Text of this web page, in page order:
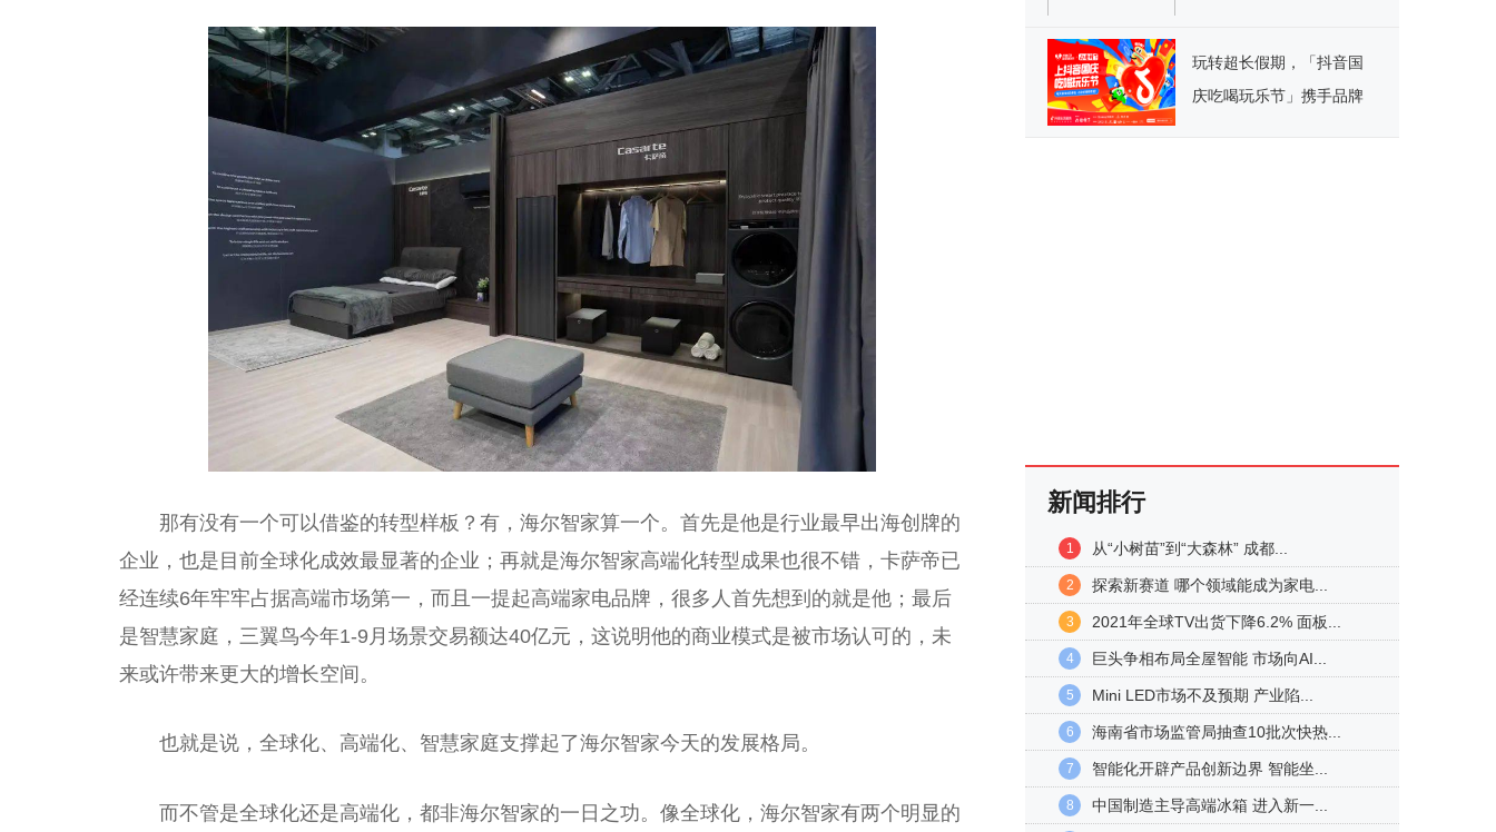
那有没有一个可以借鉴的转型样板？有，海尔智家算一个。首先是他是行业最早出海创牌的
企业，也是目前全球化成效最显著的企业；再就是海尔智家高端化转型成果也很不错，卡萨帝已
经连续6年牢牢占据高端市场第一，而且一提起高端家电品牌，很多人首先想到的就是他；最后
是智慧家庭，三翼鸟今年1-9月场景交易额达40亿元，这说明他的商业模式是被市场认可的，未
来或许带来更大的增长空间。
也就是说，全球化、高端化、智慧家庭支撑起了海尔智家今天的发展格局。
而不管是全球化还是高端化，都非海尔智家的一日之功。像全球化，海尔智家有两个明显的
玩转超长假期，「抖音国
庆吃喝玩乐节」携手品牌
新闻排行
1 从“小树苗”到“大森林” 成都...
2 探索新赛道 哪个领域能成为家电...
3 2021年全球TV出货下降6.2% 面板...
4 巨头争相布局全屋智能 市场向AI...
5 Mini LED市场不及预期 产业陷...
6 海南省市场监管局抽查10批次快热...
7 智能化开辟产品创新边界 智能坐...
8 中国制造主导高端冰箱 进入新一...